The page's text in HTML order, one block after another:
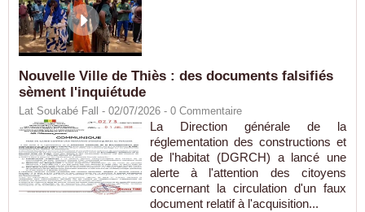
Nouvelle Ville de Thiès : des documents falsifiés
sèment l'inquiétude
Lat Soukabé Fall - 02/07/2026 - 0 Commentaire
La Direction générale de la
réglementation des constructions et
de l'habitat (DGRCH) a lancé une
alerte à l'attention des citoyens
concernant la circulation d'un faux
document relatif à l'acquisition...